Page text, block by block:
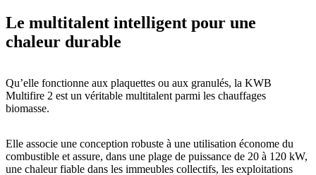
Le multitalent intelligent pour une
chaleur durable
Qu’elle fonctionne aux plaquettes ou aux granulés, la KWB
Multifire 2 est un véritable multitalent parmi les chauffages
biomasse.
Elle associe une conception robuste à une utilisation économe du
combustible et assure, dans une plage de puissance de 20 à 120 kW,
une chaleur fiable dans les immeubles collectifs, les exploitations